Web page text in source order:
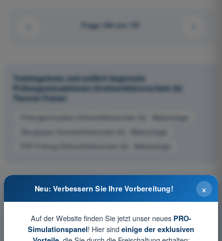
Frage 104 von 137
Trainingstests und zeitlich begrenzte
Prüfungssimulationen Drohnenführerschein A2
Theorie-Trainer
Prüfungssimulation Drohnenführerschein A2 - Meteorologie
Übungsquiz Drohnenführerschein A2 - Meteorologie
PDF-Prüfung Drohnenführerschein A2 - Meteorologie
×
Neu: Verbessern Sie Ihre Vorbereitung!
Auf der Website finden Sie jetzt unser neues PRO-
Simulationspanel! Hier sind einige der exklusiven